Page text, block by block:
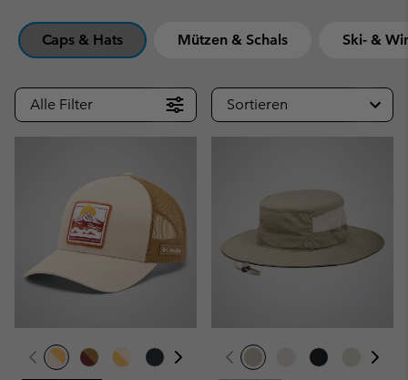
Caps & Hats Mützen & Schals Ski- &
Alle Filter Sortieren